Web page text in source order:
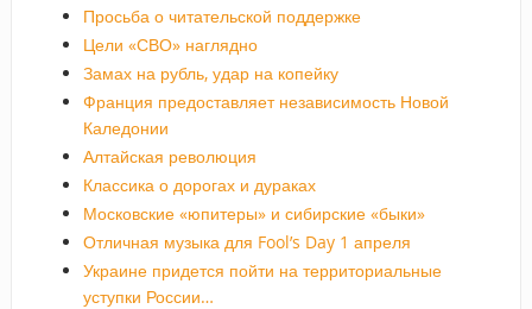
Просьба о читательской поддержке
Цели «СВО» наглядно
Замах на рубль, удар на копейку
Франция предоставляет независимость Новой
Каледонии
Алтайская революция
Классика о дорогах и дураках
Московские «юпитеры» и сибирские «быки»
Отличная музыка для Fool’s Day 1 апреля
Украине придется пойти на территориальные
уступки России…